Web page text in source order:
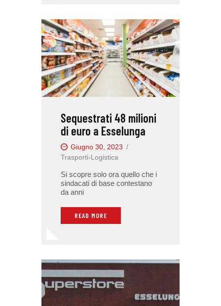
Sequestrati 48 milioni
di euro a Esselunga
Giugno 30, 2023
Trasporti-Logistica
Si scopre solo ora quello che i
sindacati di base contestano
da anni
READ MORE